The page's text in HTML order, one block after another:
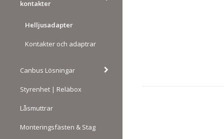
kontakter
Helljusadapter
Kontakter och adaptrar
Canbus Lösningar
Styrenhet | Reläbox
Låsmuttrar
Monteringsfästen & Stag